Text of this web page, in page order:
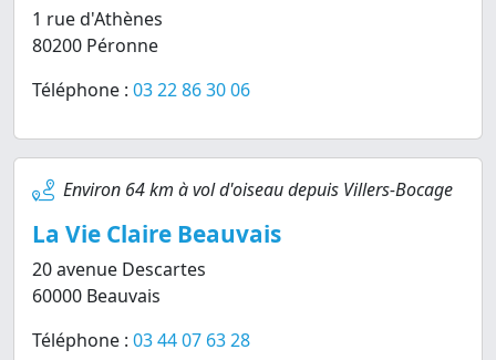
1 rue d'Athènes
80200 Péronne
Téléphone : 03 22 86 30 06
Environ 64 km à vol d'oiseau depuis Villers-Bocage
La Vie Claire Beauvais
20 avenue Descartes
60000 Beauvais
Téléphone : 03 44 07 63 28